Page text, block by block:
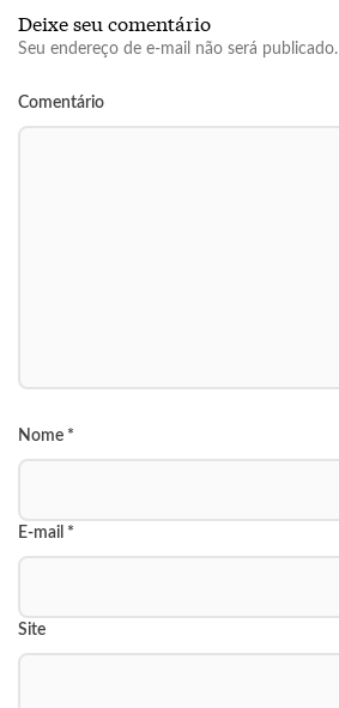
Deixe seu comentário
Seu endereço de e-mail não será publicado.
Comentário
Nome *
E-mail *
Site